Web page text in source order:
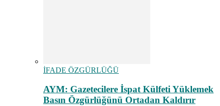
İFADE ÖZGÜRLÜĞÜ
AYM: Gazetecilere İspat Külfeti Yüklemek
Basın Özgürlüğünü Ortadan Kaldırır